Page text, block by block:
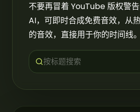
不要再冒着 YouTube 版权警
AI，可即时合成免费音效，从
的音效，直接用于你的时间线。